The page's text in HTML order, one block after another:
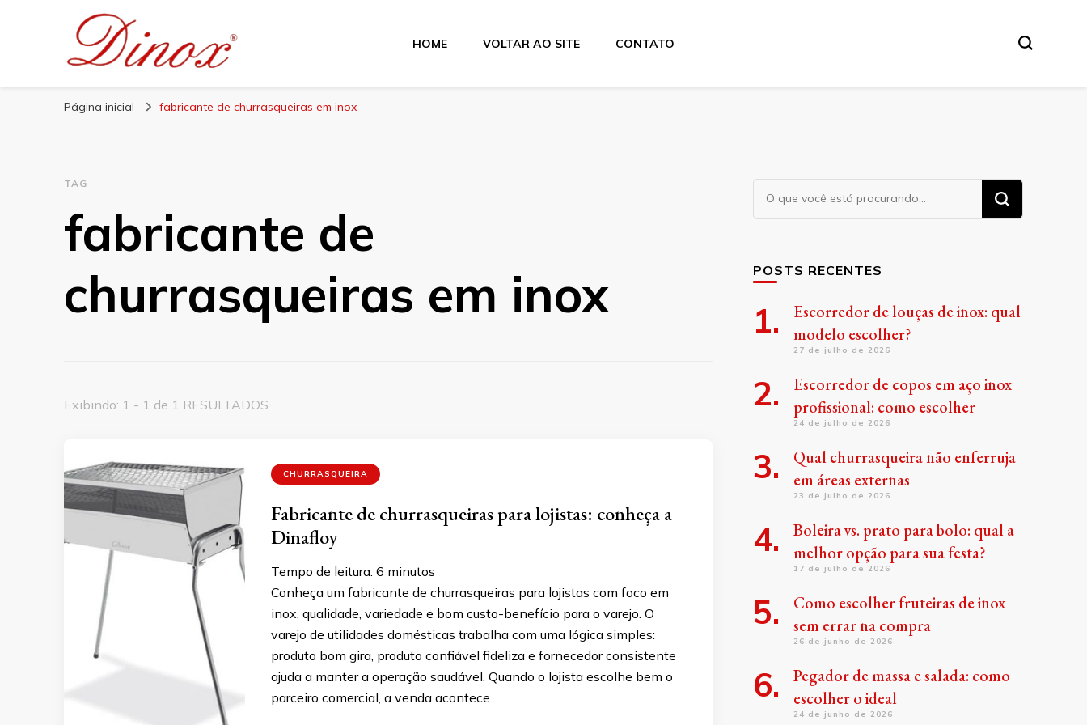
Blog Dinox
HOME VOLTAR AO SITE CONTATO
Página inicial fabricante de churrasqueiras em inox
TAG
fabricante de
churrasqueiras em inox
Exibindo: 1 - 1 de 1 RESULTADOS
CHURRASQUEIRA
Fabricante de churrasqueiras para lojistas: conheça a
Dinafloy
Tempo de leitura: 6 minutos
Conheça um fabricante de churrasqueiras para lojistas com foco em
inox, qualidade, variedade e bom custo-benefício para o varejo. O
varejo de utilidades domésticas trabalha com uma lógica simples:
produto bom gira, produto confiável fideliza e fornecedor consistente
ajuda a manter a operação saudável. Quando o lojista escolhe bem o
parceiro comercial, a venda acontece …
Procurando
algo?
POSTS RECENTES
Escorredor de louças de inox: qual
modelo escolher?
27 de julho de 2026
Escorredor de copos em aço inox
profissional: como escolher
24 de julho de 2026
Qual churrasqueira não enferruja
em áreas externas
23 de julho de 2026
Boleira vs. prato para bolo: qual a
melhor opção para sua festa?
17 de julho de 2026
Como escolher fruteiras de inox
sem errar na compra
26 de junho de 2026
Pegador de massa e salada: como
escolher o ideal
24 de junho de 2026